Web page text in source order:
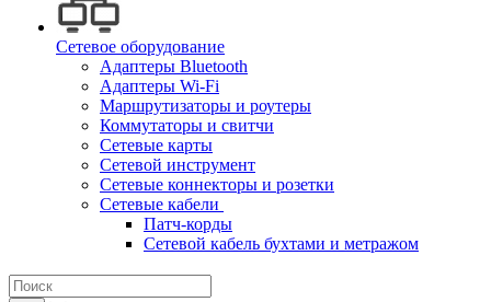
Сетевое оборудование
Адаптеры Bluetooth
Адаптеры Wi-Fi
Маршрутизаторы и роутеры
Коммутаторы и свитчи
Сетевые карты
Сетевой инструмент
Сетевые коннекторы и розетки
Сетевые кабели
Патч-корды
Сетевой кабель бухтами и метражом